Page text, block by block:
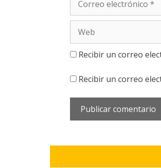
electrónico
Recibir un correo
Recibir un correo